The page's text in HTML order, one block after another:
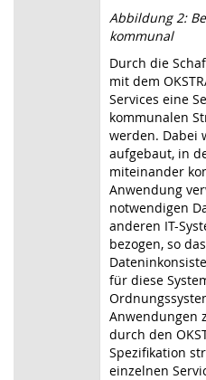
Abbildung 2:
kommunal
Durch die
mit dem
Services eine
kommunalen
werden. Dabei
aufgebaut, in
miteinander
Anwendung
notwendigen
anderen IT-
bezogen, so
für diese
Anwendungen
durch den
Spezifikation
einzelnen